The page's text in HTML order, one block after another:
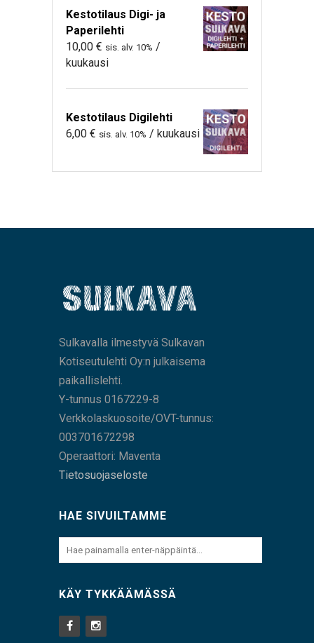
Kestotilaus Digi- ja
Paperilehti
10,00 € sis. alv. 10% /
kuukausi
Kestotilaus Digilehti
6,00 € sis. alv. 10% / kuukausi
Sulkavalla ilmestyvä Sulkavan
Kotiseutulehti Oy:n julkaisema
paikallislehti.
Y-tunnus 0167229-8
Verkkolaskuosoite/OVT-tunnus:
003701672298
Operaattori: Maventa
Tietosuojaseloste
HAE SIVUILTAMME
KÄY TYKKÄÄMÄSSÄ